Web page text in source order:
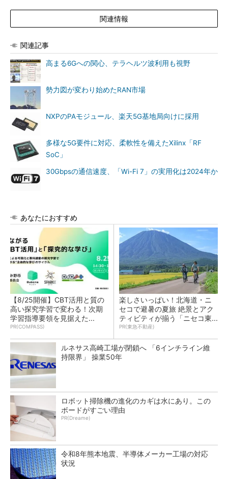
関連情報
関連記事
高まる6Gへの関心、テラヘルツ波利用も視野
勢力図が変わり始めたRAN市場
NXPのPAモジュール、楽天5G基地局向けに採用
多様な5G要件に対応、柔軟性を備えたXilinx「RF
SoC」
30Gbpsの通信速度、「Wi-Fi 7」の実用化は2024年か
あなたにおすすめ
【8/25開催】CBT活用と質の
高い探究学習で変わる！次期
学習指導要領を見据えた...
PR(COMPASS)
楽しさいっぱい！北海道・ニ
セコで避暑の夏旅 絶景とアク
ティビティが揃う「ニセコ東...
PR(東急不動産)
ルネサス高崎工場が閉鎖へ 「6インチライン維
持限界」 操業50年
ロボット掃除機の進化のカギは水にあり。この
ボードがすごい理由
PR(Dreame)
令和8年熊本地震、半導体メーカー工場の対応
状況